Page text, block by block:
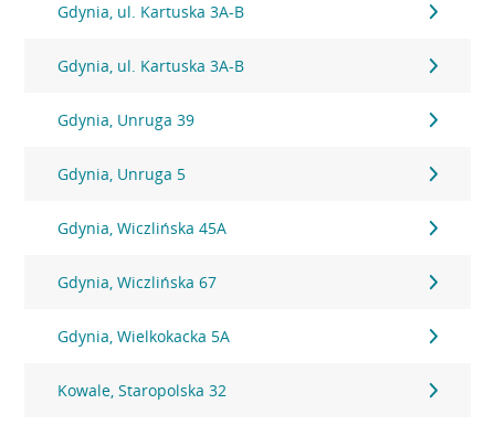
Gdynia, ul. Kartuska 3A-B
Gdynia, ul. Kartuska 3A-B
Gdynia, Unruga 39
Gdynia, Unruga 5
Gdynia, Wiczlińska 45A
Gdynia, Wiczlińska 67
Gdynia, Wielkokacka 5A
Kowale, Staropolska 32